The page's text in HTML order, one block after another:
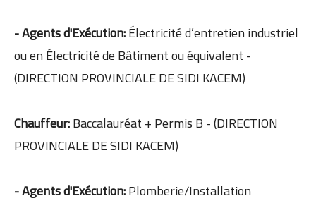
- Agents d'Exécution:Électricité d’entretien industriel
ou en Électricité de Bâtiment ou équivalent -
(DIRECTION PROVINCIALE DE SIDI KACEM)
Chauffeur:Baccalauréat + Permis B - (DIRECTION
PROVINCIALE DE SIDI KACEM)
- Agents d'Exécution:Plomberie/Installation